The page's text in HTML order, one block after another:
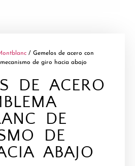
/ Gemelos de acero con
de giro hacia abajo
DE ACERO
DE
DE
ABAJO